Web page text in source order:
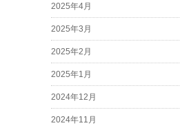
2025年4月
2025年3月
2025年2月
2025年1月
2024年12月
2024年11月